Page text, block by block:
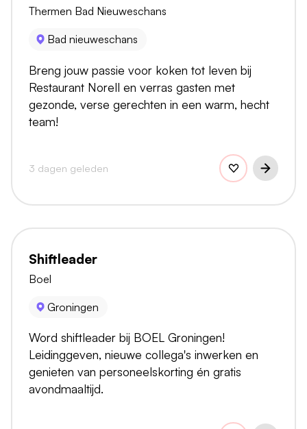
Thermen Bad Nieuweschans
Bad nieuweschans
Breng jouw passie voor koken tot leven bij
Restaurant Norell en verras gasten met
gezonde, verse gerechten in een warm, hecht
team!
3 dagen geleden
Shiftleader
Boel
Groningen
Word shiftleader bij BOEL Groningen!
Leidinggeven, nieuwe collega's inwerken en
genieten van personeelskorting én gratis
avondmaaltijd.